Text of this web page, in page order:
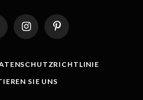
InstagramPinterest
SIE UNS